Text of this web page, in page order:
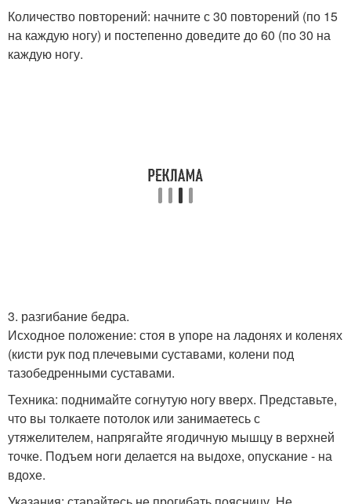
Количество повторений: начните с 30 повторений (по 15
на каждую ногу) и постепенно доведите до 60 (по 30 на
каждую ногу.
3. разгибание бедра.
Исходное положение: стоя в упоре на ладонях и коленях
(кисти рук под плечевыми суставами, колени под
тазобедренными суставами.
Техника: поднимайте согнутую ногу вверх. Представьте,
что вы толкаете потолок или занимаетесь с
утяжелителем, напрягайте ягодичную мышцу в верхней
точке. Подъем ноги делается на выдохе, опускание - на
вдохе.